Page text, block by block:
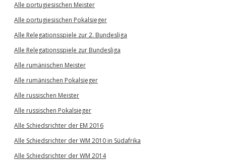
Alle portugiesischen Meister
Alle portugiesischen Pokalsieger
Alle Relegationsspiele zur 2. Bundesliga
Alle Relegationsspiele zur Bundesliga
Alle rumänischen Meister
Alle rumänischen Pokalsieger
Alle russischen Meister
Alle russischen Pokalsieger
Alle Schiedsrichter der EM 2016
Alle Schiedsrichter der WM 2010 in Südafrika
Alle Schiedsrichter der WM 2014